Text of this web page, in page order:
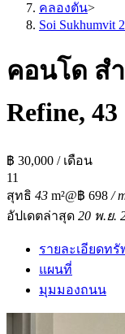
คลองตัน>
Soi Sukhumvit
คอนโด ส
Refine,
฿ 30,000 / เดือน
11
สุทธิ 43 m²@฿ 698 /
อัปเดตล่าสุด 20 พ.ย.
รายละเอียดท
แผนที่
มุมมองถนน